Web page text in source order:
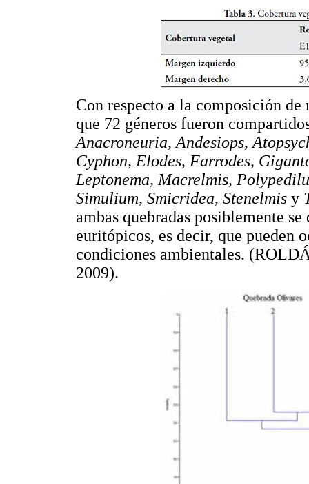
Con respecto a la composición
que 72 géneros fueron
Anacroneuria, Andesiops,
Cyphon, Elodes, Farrodes,
Leptonema, Macrelmis,
Simulium, Smicridea, Stenelmis y
ambas quebradas posiblemente
euritópicos, es decir, que pueden
condiciones ambientales.
2009).